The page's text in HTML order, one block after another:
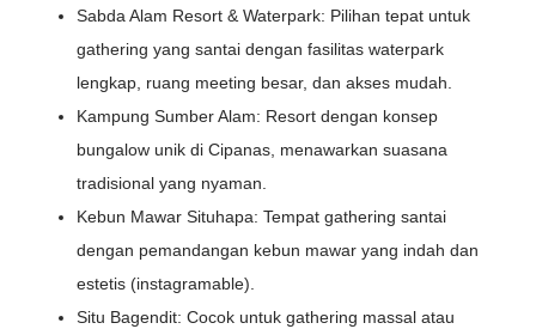
Sabda Alam Resort & Waterpark: Pilihan tepat untuk
gathering yang santai dengan fasilitas waterpark
lengkap, ruang meeting besar, dan akses mudah.
Kampung Sumber Alam: Resort dengan konsep
bungalow unik di Cipanas, menawarkan suasana
tradisional yang nyaman.
Kebun Mawar Situhapa: Tempat gathering santai
dengan pemandangan kebun mawar yang indah dan
estetis (instagramable).
Situ Bagendit: Cocok untuk gathering massal atau